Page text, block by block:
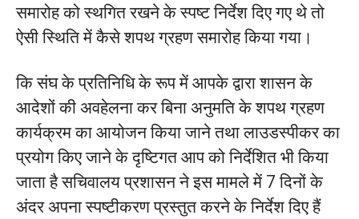
समारोह को स्थगित रखने के स्पष्ट निर्देश दिए गए थे तो
ऐसी स्थिति में कैसे शपथ ग्रहण समारोह किया गया।
कि संघ के प्रतिनिधि के रूप में आपके द्वारा शासन के
आदेशों की अवहेलना कर बिना अनुमति के शपथ ग्रहण
कार्यक्रम का आयोजन किया जाने तथा लाउडस्पीकर का
प्रयोग किए जाने के दृष्टिगत आप को निर्देशित भी किया
जाता है सचिवालय प्रशासन ने इस मामले में 7 दिनों के
अंदर अपना स्पष्टीकरण प्रस्तुत करने के निर्देश दिए हैं